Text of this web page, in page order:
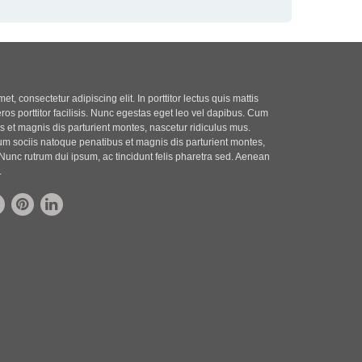
consectetur adipiscing elit. In porttitor lectus quis mattis
porttitor facilisis. Nunc egestas eget leo vel dapibus. Cum
et magnis dis parturient montes, nascetur ridiculus mus.
sociis natoque penatibus et magnis dis parturient montes,
rutrum dui ipsum, ac tincidunt felis pharetra sed. Aenean